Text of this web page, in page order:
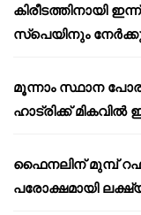
കിരീടത്തിനായി
സ്പെയിനും
മൂന്നാം സ്ഥാന
ഹാട്രിക്ക് മികവിൽ
ഫൈനലിന് മുമ്പ്
പരോക്ഷമായി